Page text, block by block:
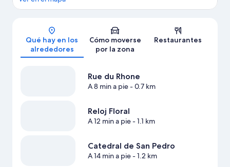
Mapa
Qué hay en los
alrededores
Cómo moverse
por la zona
Restaurantes
Rue du Rhone
A 8 min a pie- 0.7 km
Reloj Floral
A 12 min a pie- 1.1 km
Catedral de San Pedro
A 14 min a pie- 1.2 km